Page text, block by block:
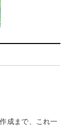
成まで、これ一